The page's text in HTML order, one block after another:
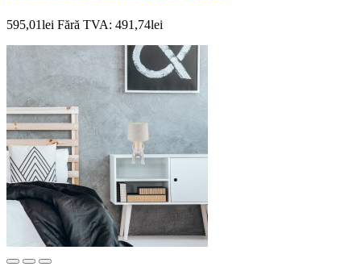
595,01lei Fără TVA: 491,74lei